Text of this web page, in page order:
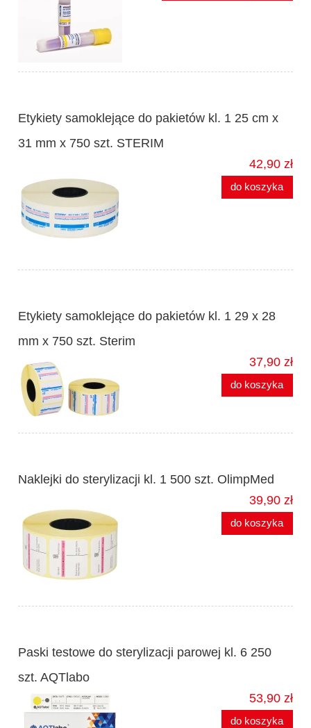
Etykiety samoklejące do pakietów kl. 1 25 cm x
31 mm x 750 szt. STERIM
42,90 zł
do koszyka
Etykiety samoklejące do pakietów kl. 1 29 x 28
mm x 750 szt. Sterim
37,90 zł
do koszyka
Naklejki do sterylizacji kl. 1 500 szt. OlimpMed
39,90 zł
do koszyka
Paski testowe do sterylizacji parowej kl. 6 250
szt. AQTlabo
53,90 zł
do koszyka